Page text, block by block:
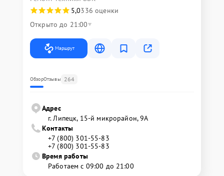
5,0336 оценки
Открыто до 21:00
Маршрут
ОбзорОтзывы 264
Адрес
г. Липецк, 15-й микрорайон, 9А
Контакты
+7 (800) 301-55-83
+7 (800) 301-55-83
Время работы
Работаем с 09:00 до 21:00